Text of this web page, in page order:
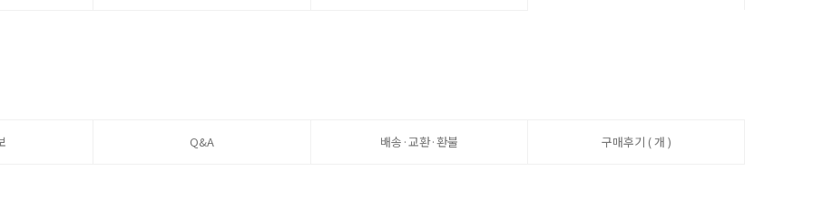
Q&A 배송·교환·환불 구매후기 ( 개 )